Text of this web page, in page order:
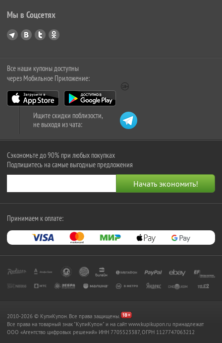
Мы в Соцсетях
Все наши купоны доступны
через Мобильное Приложение:
Ищите скидки поблизости,
не выходя из чата:
Сэкономьте до 90% при любых покупках
Подпишитесь на самые выгодные предложения
Принимаем к оплате:
2010-2026 © КупиКупон. Все права защищены.
Все права на товарный знак "КупиКупон" и на сайт www.kupikupon.ru принадлежат
OOO «Агентство цифровых решений» ИНН 7705523387, ОГРН 1127747063212